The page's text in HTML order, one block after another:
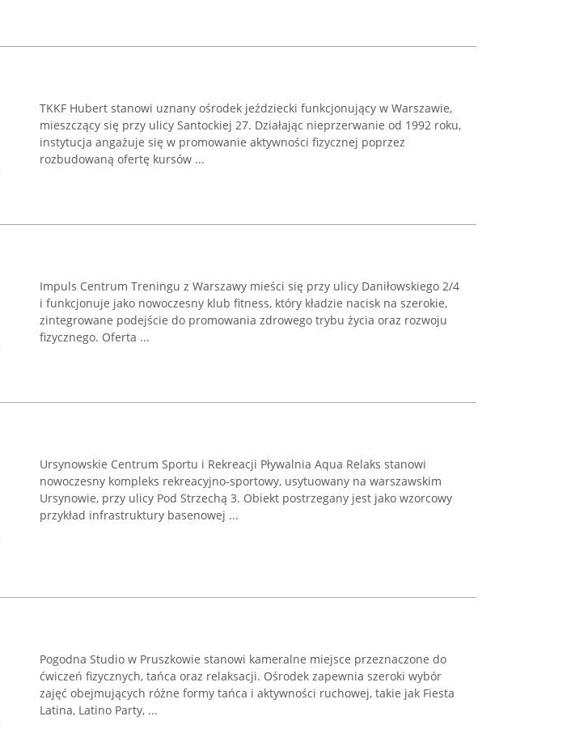
TKKF Hubert stanowi uznany ośrodek jeździecki funkcjonujący w Warszawie,
mieszczący się przy ulicy Santockiej 27. Działając nieprzerwanie od 1992 roku,
instytucja angażuje się w promowanie aktywności fizycznej poprzez
rozbudowaną ofertę kursów ...
Impuls Centrum Treningu z Warszawy mieści się przy ulicy Daniłowskiego 2/4
i funkcjonuje jako nowoczesny klub fitness, który kładzie nacisk na szerokie,
zintegrowane podejście do promowania zdrowego trybu życia oraz rozwoju
fizycznego. Oferta ...
Ursynowskie Centrum Sportu i Rekreacji Pływalnia Aqua Relaks stanowi
nowoczesny kompleks rekreacyjno-sportowy, usytuowany na warszawskim
Ursynowie, przy ulicy Pod Strzechą 3. Obiekt postrzegany jest jako wzorcowy
przykład infrastruktury basenowej ...
Pogodna Studio w Pruszkowie stanowi kameralne miejsce przeznaczone do
ćwiczeń fizycznych, tańca oraz relaksacji. Ośrodek zapewnia szeroki wybór
zajęć obejmujących różne formy tańca i aktywności ruchowej, takie jak Fiesta
Latina, Latino Party, ...